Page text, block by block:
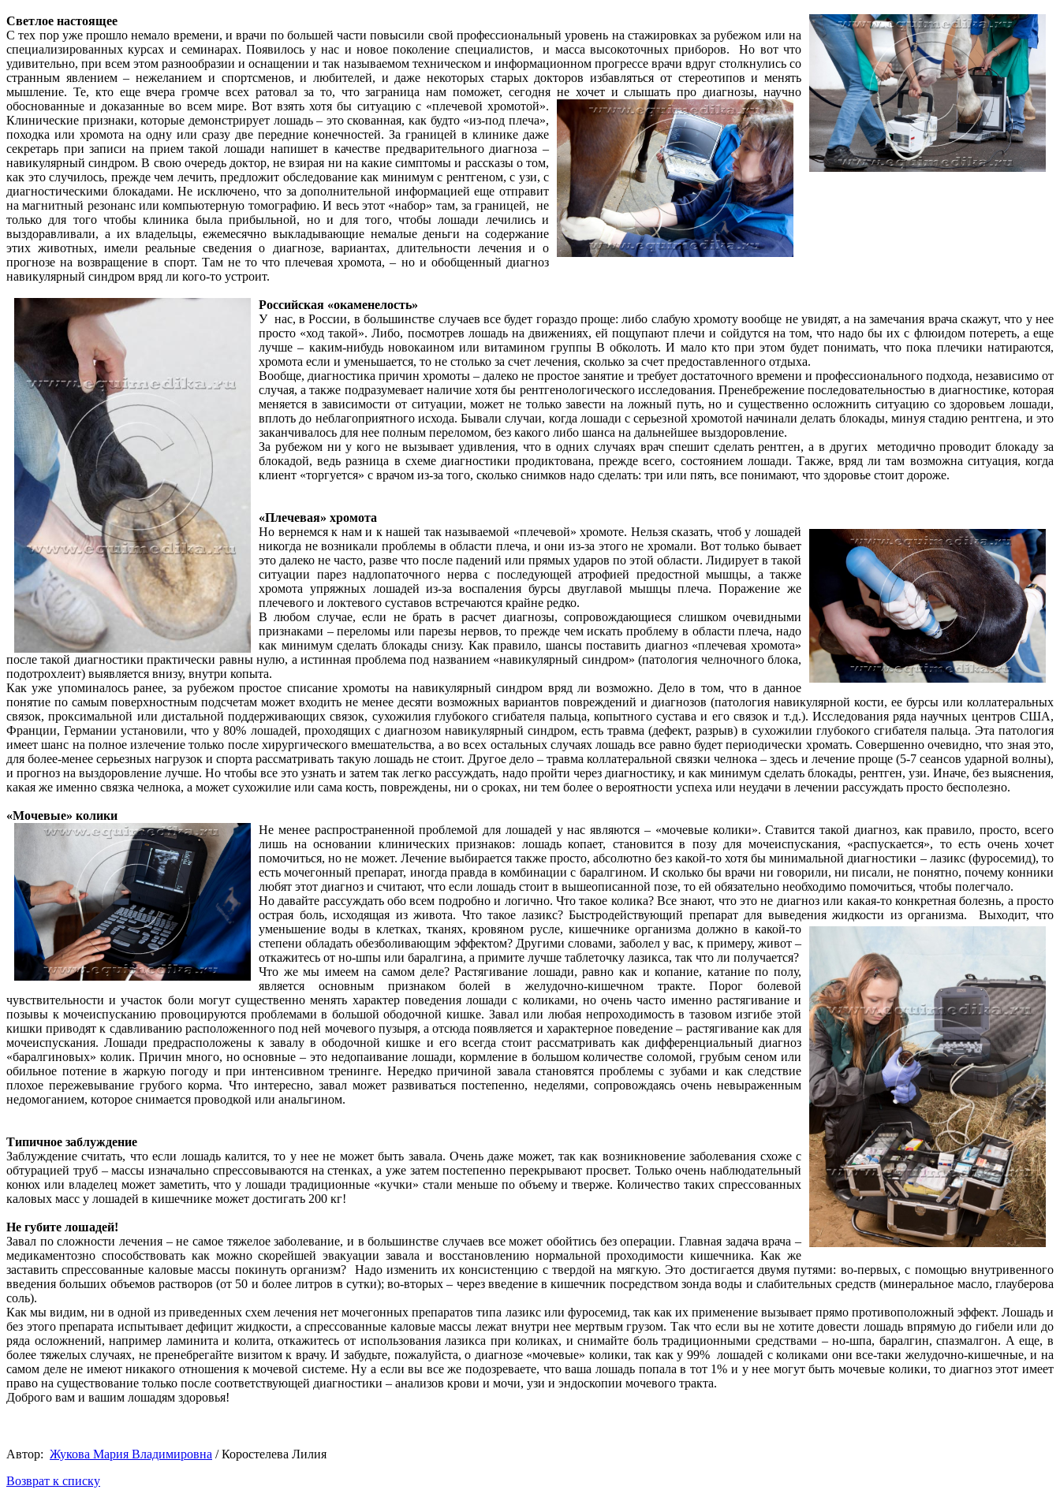
Светлое настоящее
С тех пор уже прошло немало времени, и врачи по большей части повысили свой профессиональный уровень на стажировках за рубежом или на
специализированных курсах и семинарах. Появилось у нас и новое поколение специалистов, и масса высокоточных приборов. Но вот что
удивительно, при всем этом разнообразии и оснащении и так называемом техническом и информационном прогрессе врачи вдруг столкнулись со
странным явлением – нежеланием и спортсменов, и любителей, и даже некоторых старых докторов избавляться от стереотипов и менять
мышление. Те, кто еще вчера громче всех ратовал за то, что заграница нам поможет, сегодня не хочет и слышать про диагнозы, научно
обоснованные и доказанные во всем мире. Вот взять хотя бы ситуацию с «плечевой хромотой».
Клинические признаки, которые демонстрирует лошадь – это скованная, как будто «из-под плеча»,
походка или хромота на одну или сразу две передние конечностей. За границей в клинике даже
секретарь при записи на прием такой лошади напишет в качестве предварительного диагноза –
навикулярный синдром. В свою очередь доктор, не взирая ни на какие симптомы и рассказы о том,
как это случилось, прежде чем лечить, предложит обследование как минимум с рентгеном, с узи, с
диагностическими блокадами. Не исключено, что за дополнительной информацией еще отправит
на магнитный резонанс или компьютерную томографию. И весь этот «набор» там, за границей, не
только для того чтобы клиника была прибыльной, но и для того, чтобы лошади лечились и
выздоравливали, а их владельцы, ежемесячно выкладывающие немалые деньги на содержание
этих животных, имели реальные сведения о диагнозе, вариантах, длительности лечения и о
прогнозе на возвращение в спорт. Там не то что плечевая хромота, – но и обобщенный диагноз
навикулярный синдром вряд ли кого-то устроит.
Российская «окаменелость»
У нас, в России, в большинстве случаев все будет гораздо проще: либо слабую хромоту вообще не увидят, а на замечания врача скажут, что у нее
просто «ход такой». Либо, посмотрев лошадь на движениях, ей пощупают плечи и сойдутся на том, что надо бы их с флюидом потереть, а еще
лучше – каким-нибудь новокаином или витамином группы В обколоть. И мало кто при этом будет понимать, что пока плечики натираются,
хромота если и уменьшается, то не столько за счет лечения, сколько за счет предоставленного отдыха.
Вообще, диагностика причин хромоты – далеко не простое занятие и требует достаточного времени и профессионального подхода, независимо от
случая, а также подразумевает наличие хотя бы рентгенологического исследования. Пренебрежение последовательностью в диагностике, которая
меняется в зависимости от ситуации, может не только завести на ложный путь, но и существенно осложнить ситуацию со здоровьем лошади,
вплоть до неблагоприятного исхода. Бывали случаи, когда лошади с серьезной хромотой начинали делать блокады, минуя стадию рентгена, и это
заканчивалось для нее полным переломом, без какого либо шанса на дальнейшее выздоровление.
За рубежом ни у кого не вызывает удивления, что в одних случаях врач спешит сделать рентген, а в других методично проводит блокаду за
блокадой, ведь разница в схеме диагностики продиктована, прежде всего, состоянием лошади. Также, вряд ли там возможна ситуация, когда
клиент «торгуется» с врачом из-за того, сколько снимков надо сделать: три или пять, все понимают, что здоровье стоит дороже.
«Плечевая» хромота
Но вернемся к нам и к нашей так называемой «плечевой» хромоте. Нельзя сказать, чтоб у лошадей
никогда не возникали проблемы в области плеча, и они из-за этого не хромали. Вот только бывает
это далеко не часто, разве что после падений или прямых ударов по этой области. Лидирует в такой
ситуации парез надлопаточного нерва с последующей атрофией предостной мышцы, а также
хромота упряжных лошадей из-за воспаления бурсы двуглавой мышцы плеча. Поражение же
плечевого и локтевого суставов встречаются крайне редко.
В любом случае, если не брать в расчет диагнозы, сопровождающиеся слишком очевидными
признаками – переломы или парезы нервов, то прежде чем искать проблему в области плеча, надо
как минимум сделать блокады снизу. Как правило, шансы поставить диагноз «плечевая хромота»
после такой диагностики практически равны нулю, а истинная проблема под названием «навикулярный синдром» (патология челночного блока,
подотрохлеит) выявляется внизу, внутри копыта.
Как уже упоминалось ранее, за рубежом простое списание хромоты на навикулярный синдром вряд ли возможно. Дело в том, что в данное
понятие по самым поверхностным подсчетам может входить не менее десяти возможных вариантов повреждений и диагнозов (патология навикулярной кости, ее бурсы или коллатеральных
связок, проксимальной или дистальной поддерживающих связок, сухожилия глубокого сгибателя пальца, копытного сустава и его связок и т.д.). Исследования ряда научных центров США,
Франции, Германии установили, что у 80% лошадей, проходящих с диагнозом навикулярный синдром, есть травма (дефект, разрыв) в сухожилии глубокого сгибателя пальца. Эта патология
имеет шанс на полное излечение только после хирургического вмешательства, а во всех остальных случаях лошадь все равно будет периодически хромать. Совершенно очевидно, что зная это,
для более-менее серьезных нагрузок и спорта рассматривать такую лошадь не стоит. Другое дело – травма коллатеральной связки челнока – здесь и лечение проще (5-7 сеансов ударной волны),
и прогноз на выздоровление лучше. Но чтобы все это узнать и затем так легко рассуждать, надо пройти через диагностику, и как минимум сделать блокады, рентген, узи. Иначе, без выяснения,
какая же именно связка челнока, а может сухожилие или сама кость, повреждены, ни о сроках, ни тем более о вероятности успеха или неудачи в лечении рассуждать просто бесполезно.
«Мочевые» колики
Не менее распространенной проблемой для лошадей у нас являются – «мочевые колики». Ставится такой диагноз, как правило, просто, всего
лишь на основании клинических признаков: лошадь копает, становится в позу для мочеиспускания, «распускается», то есть очень хочет
помочиться, но не может. Лечение выбирается также просто, абсолютно без какой-то хотя бы минимальной диагностики – лазикс (фуросемид), то
есть мочегонный препарат, иногда правда в комбинации с баралгином. И сколько бы врачи ни говорили, ни писали, не понятно, почему конники
любят этот диагноз и считают, что если лошадь стоит в вышеописанной позе, то ей обязательно необходимо помочиться, чтобы полегчало.
Но давайте рассуждать обо всем подробно и логично. Что такое колика? Все знают, что это не диагноз или какая-то конкретная болезнь, а просто
острая боль, исходящая из живота. Что такое лазикс? Быстродействующий препарат для выведения жидкости из организма. Выходит, что
уменьшение воды в клетках, тканях, кровяном русле, кишечнике организма должно в какой-то
степени обладать обезболивающим эффектом? Другими словами, заболел у вас, к примеру, живот –
откажитесь от но-шпы или баралгина, а примите лучше таблеточку лазикса, так что ли получается?
Что же мы имеем на самом деле? Растягивание лошади, равно как и копание, катание по полу,
является основным признаком болей в желудочно-кишечном тракте. Порог болевой
чувствительности и участок боли могут существенно менять характер поведения лошади с коликами, но очень часто именно растягивание и
позывы к мочеиспусканию провоцируются проблемами в большой ободочной кишке. Завал или любая непроходимость в тазовом изгибе этой
кишки приводят к сдавливанию расположенного под ней мочевого пузыря, а отсюда появляется и характерное поведение – растягивание как для
мочеиспускания. Лошади предрасположены к завалу в ободочной кишке и его всегда стоит рассматривать как дифференциальный диагноз
«баралгиновых» колик. Причин много, но основные – это недопаивание лошади, кормление в большом количестве соломой, грубым сеном или
обильное потение в жаркую погоду и при интенсивном тренинге. Нередко причиной завала становятся проблемы с зубами и как следствие
плохое пережевывание грубого корма. Что интересно, завал может развиваться постепенно, неделями, сопровождаясь очень невыраженным
недомоганием, которое снимается проводкой или анальгином.
Типичное заблуждение
Заблуждение считать, что если лошадь калится, то у нее не может быть завала. Очень даже может, так как возникновение заболевания схоже с
обтурацией труб – массы изначально спрессовываются на стенках, а уже затем постепенно перекрывают просвет. Только очень наблюдательный
конюх или владелец может заметить, что у лошади традиционные «кучки» стали меньше по объему и тверже. Количество таких спрессованных
каловых масс у лошадей в кишечнике может достигать 200 кг!
Не губите лошадей!
Завал по сложности лечения – не самое тяжелое заболевание, и в большинстве случаев все может обойтись без операции. Главная задача врача –
медикаментозно способствовать как можно скорейшей эвакуации завала и восстановлению нормальной проходимости кишечника. Как же
заставить спрессованные каловые массы покинуть организм? Надо изменить их консистенцию с твердой на мягкую. Это достигается двумя путями: во-первых, с помощью внутривенного
введения больших объемов растворов (от 50 и более литров в сутки); во-вторых – через введение в кишечник посредством зонда воды и слабительных средств (минеральное масло, глауберова
соль).
Как мы видим, ни в одной из приведенных схем лечения нет мочегонных препаратов типа лазикс или фуросемид, так как их применение вызывает прямо противоположный эффект. Лошадь и
без этого препарата испытывает дефицит жидкости, а спрессованные каловые массы лежат внутри нее мертвым грузом. Так что если вы не хотите довести лошадь впрямую до гибели или до
ряда осложнений, например ламинита и колита, откажитесь от использования лазикса при коликах, и снимайте боль традиционными средствами – но-шпа, баралгин, спазмалгон. А еще, в
более тяжелых случаях, не пренебрегайте визитом к врачу. И забудьте, пожалуйста, о диагнозе «мочевые» колики, так как у 99% лошадей с коликами они все-таки желудочно-кишечные, и на
самом деле не имеют никакого отношения к мочевой системе. Ну а если вы все же подозреваете, что ваша лошадь попала в тот 1% и у нее могут быть мочевые колики, то диагноз этот имеет
право на существование только после соответствующей диагностики – анализов крови и мочи, узи и эндоскопии мочевого тракта.
Доброго вам и вашим лошадям здоровья!
Автор: Жукова Мария Владимировна / Коростелева Лилия
Возврат к списку